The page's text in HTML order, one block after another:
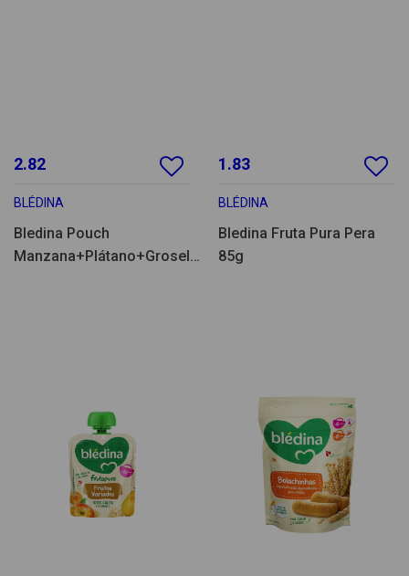
2.82
BLÉDINA
Bledina Pouch
Manzana+Plátano+Grosella
1.83
BLÉDINA
Bledina Fruta Pura Pera
85g